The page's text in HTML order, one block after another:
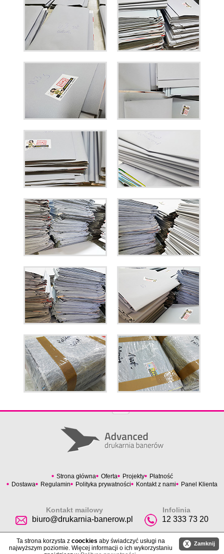
Strona główna Oferta Projekty
Płatność
Dostawa
Regulamin Polityka prywatności Kontakt z nami Panel Klienta
Kontakt mailowy
biuro@drukarnia-banerow.pl
Infolinia
12 333 73 20
X Zamknij
Ta strona korzysta z coockies aby świadczyć usługi na
najwyższym poziomie. Więcej informacji o ich wykorzystaniu